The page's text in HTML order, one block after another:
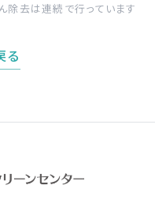
除去は連続で行っています
る